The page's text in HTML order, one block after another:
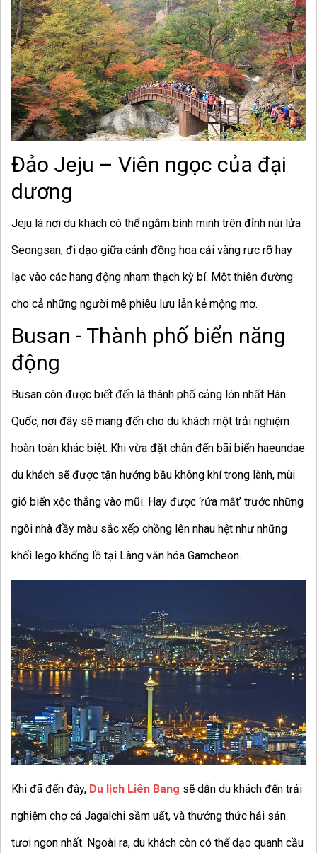
Đảo Jeju – Viên ngọc của đại
dương
Jeju là nơi du khách có thể ngắm bình minh trên đỉnh núi lửa
Seongsan, đi dạo giữa cánh đồng hoa cải vàng rực rỡ hay
lạc vào các hang động nham thạch kỳ bí. Một thiên đường
cho cả những người mê phiêu lưu lẫn kẻ mộng mơ.
Busan - Thành phố biển năng
động
Busan còn được biết đến là thành phố cảng lớn nhất Hàn
Quốc, nơi đây sẽ mang đến cho du khách một trải nghiệm
hoàn toàn khác biệt. Khi vừa đặt chân đến bãi biển haeundae
du khách sẽ được tận hưởng bầu không khí trong lành, mùi
gió biển xộc thẳng vào mũi. Hay được ‘rửa mắt’ trước những
ngôi nhà đầy màu sắc xếp chồng lên nhau hệt như những
khối lego khổng lồ tại Làng văn hóa Gamcheon.
Khi đã đến đây, Du lịch Liên Bang sẽ dẫn du khách đến trải
nghiệm chợ cá Jagalchi sầm uất, và thưởng thức hải sản
tươi ngon nhất. Ngoài ra, du khách còn có thể dạo quanh cầu